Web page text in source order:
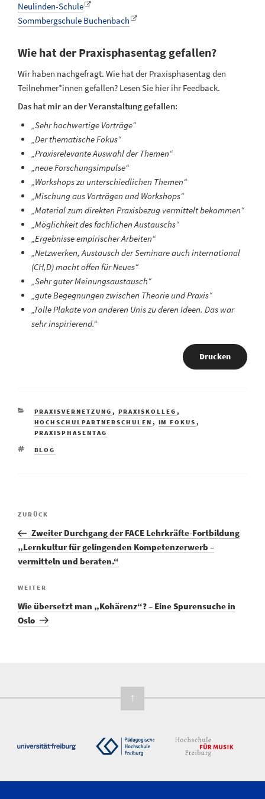
Neulinden-Schule
Sommbergschule Buchenbach
Wie hat der Praxisphasentag gefallen?
Wir haben nachgefragt. Wie hat der Praxisphasentag den
Teilnehmer*innen gefallen? Lesen Sie hier ihr Feedback.
Das hat mir an der Veranstaltung gefallen:
„Sehr hochwertige Vorträge“
„Der thematische Fokus“
„Praxisrelevante Auswahl der Themen“
„neue Forschungsimpulse“
„Workshops zu unterschiedlichen Themen“
„Mischung aus Vorträgen und Workshops“
„Material zum direkten Praxisbezug vermittelt bekommen“
„Möglichkeit des fachlichen Austauschs“
„Ergebnisse empirischer Arbeiten“
„Netzwerken, Austausch der Seminare auch international
(CH,D) macht offen für Neues“
„Sehr guter Meinungsaustausch“
„gute Begegnungen zwischen Theorie und Praxis“
„Tolle Plakate von anderen Unis zu deren Ideen. Das war
sehr inspirierend.“
Drucken
PRAXISVERNETZUNG , PRAXISKOLLEG ,
HOCHSCHULPARTNERSCHULEN , IM FOKUS ,
PRAXISPHASENTAG
BLOG
ZURÜCK
Zweiter Durchgang der FACE Lehrkräfte-Fortbildung
„Lernkultur für gelingenden Kompetenzerwerb –
vermitteln und beraten.“
WEITER
Wie übersetzt man „Kohärenz“? – Eine Spurensuche in
Oslo
↑